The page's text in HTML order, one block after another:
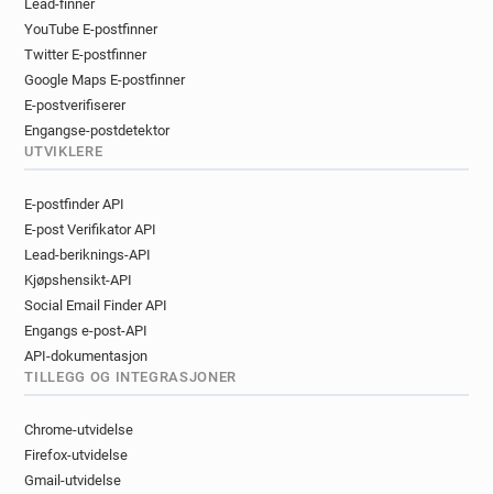
Lead-finner
YouTube E-postfinner
Twitter E-postfinner
Google Maps E-postfinner
E-postverifiserer
Engangse-postdetektor
UTVIKLERE
E-postfinder API
E-post Verifikator API
Lead-beriknings-API
Kjøpshensikt-API
Social Email Finder API
Engangs e-post-API
API-dokumentasjon
TILLEGG OG INTEGRASJONER
Chrome-utvidelse
Firefox-utvidelse
Gmail-utvidelse